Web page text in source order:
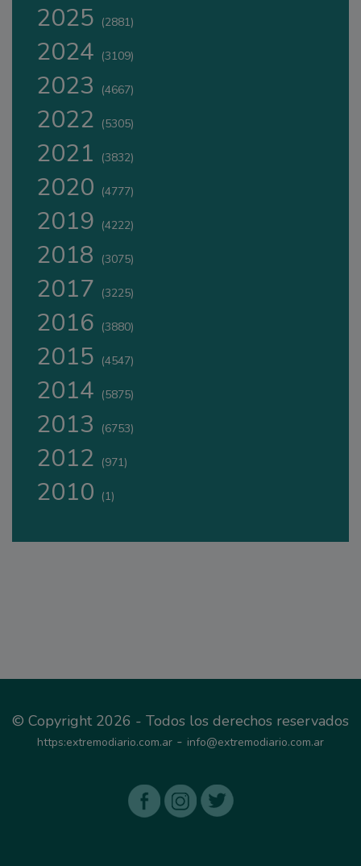
2025 (2881)
2024 (3109)
2023 (4667)
2022 (5305)
2021 (3832)
2020 (4777)
2019 (4222)
2018 (3075)
2017 (3225)
2016 (3880)
2015 (4547)
2014 (5875)
2013 (6753)
2012 (971)
2010 (1)
© Copyright 2026 - Todos los derechos reservados
https:extremodiario.com.ar - info@extremodiario.com.ar